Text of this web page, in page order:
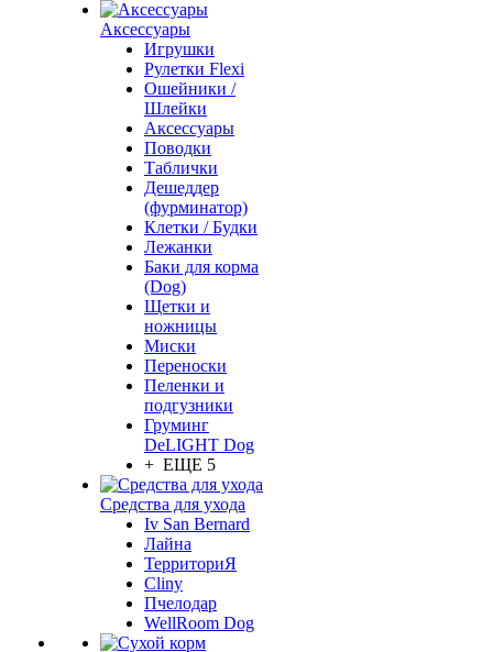
Аксессуары
Игрушки
Рулетки Flexi
Ошейники /
Шлейки
Аксессуары
Поводки
Таблички
Дешеддер
(фурминатор)
Клетки / Будки
Лежанки
Баки для корма
(Dog)
Щетки и
ножницы
Миски
Переноски
Пеленки и
подгузники
Груминг
DeLIGHT Dog
+ ЕЩЕ 5
Средства для ухода
Iv San Bernard
Лайна
ТерриториЯ
Cliny
Пчелодар
WellRoom Dog